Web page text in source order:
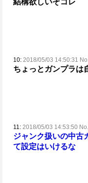
結構欲しいぞコレ
10: 2018/05/03 14:50:31
ちょっとガンプラ
11: 2018/05/03 14:53:50
ジャンク扱いの中古
て設定はいけるな